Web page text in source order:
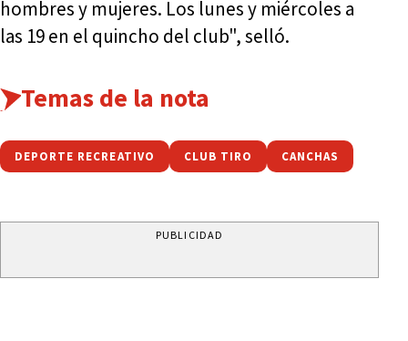
hombres y mujeres. Los lunes y miércoles a
las 19 en el quincho del club", selló.
Temas de la nota
DEPORTE RECREATIVO CLUB TIRO CANCHAS
PUBLICIDAD